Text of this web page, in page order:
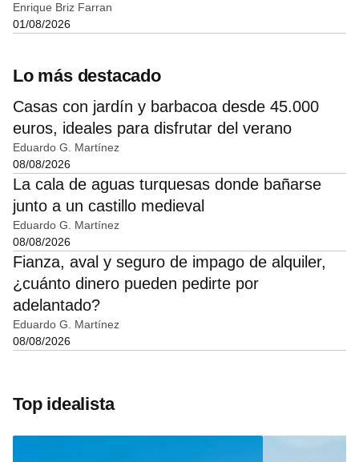
Enrique Briz Farran
01/08/2026
Lo más destacado
Casas con jardín y barbacoa desde 45.000
euros, ideales para disfrutar del verano
Eduardo G. Martínez
08/08/2026
La cala de aguas turquesas donde bañarse
junto a un castillo medieval
Eduardo G. Martínez
08/08/2026
Fianza, aval y seguro de impago de alquiler,
¿cuánto dinero pueden pedirte por
adelantado?
Eduardo G. Martínez
08/08/2026
Top idealista